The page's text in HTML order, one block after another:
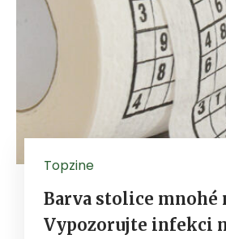
Topzine
Barva stolice mnohé
Vypozorujte infekci